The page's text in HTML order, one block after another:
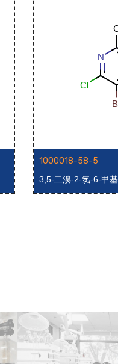
1000018-58-5
3,5-二溴-2-氯-6-甲